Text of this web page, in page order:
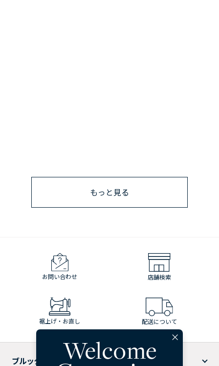
もっと見る
お問い合わせ 店舗検索
裾上げ・お直し 配送について
ブルックス ブラザーズについて